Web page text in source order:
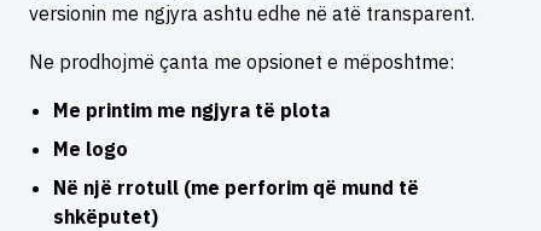
versionin me ngjyra ashtu edhe në atë transparent.
Ne prodhojmë çanta me opsionet e mëposhtme:
Me printim me ngjyra të plota
Me logo
Në një rrotull (me perforim që mund të
shkëputet)